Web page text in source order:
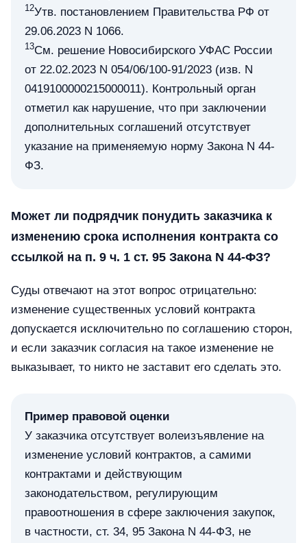
12Утв. постановлением Правительства РФ от
29.06.2023 N 1066.
13См. решение Новосибирского УФАС России
от 22.02.2023 N 054/06/100-91/2023 (изв. N
0419100000215000011). Контрольный орган
отметил как нарушение, что при заключении
дополнительных соглашений отсутствует
указание на применяемую норму Закона N 44-
ФЗ.
Может ли подрядчик понудить заказчика к
изменению срока исполнения контракта со
ссылкой на п. 9 ч. 1 ст. 95 Закона N 44-ФЗ?
Суды отвечают на этот вопрос отрицательно:
изменение существенных условий контракта
допускается исключительно по соглашению сторон,
и если заказчик согласия на такое изменение не
выказывает, то никто не заставит его сделать это.
Пример правовой оценки
У заказчика отсутствует волеизъявление на
изменение условий контрактов, а самими
контрактами и действующим
законодательством, регулирующим
правоотношения в сфере заключения закупок,
в частности, ст. 34, 95 Закона N 44-ФЗ, не